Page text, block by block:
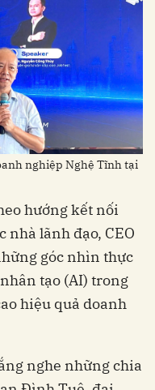
nghiệp Nghệ Tĩnh tại
hướng kết nối
nhà lãnh đạo, CEO
góc nhìn thực
tạo (AI) trong
hiệu quả doanh
nghe những chia